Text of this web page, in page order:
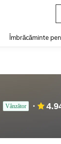
Îmbrăcăminte
Vânzător